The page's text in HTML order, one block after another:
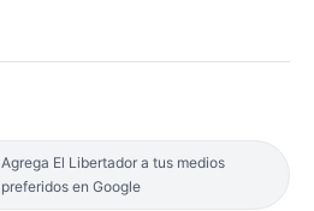
Agrega El Libertador a tus medios
preferidos en Google